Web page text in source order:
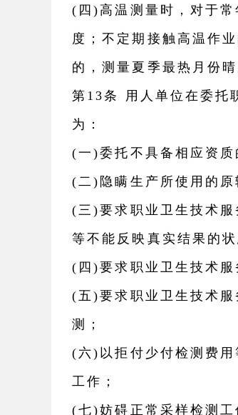
(四)高温测量时，对于
度；不定期接触高温作
的，测量夏季最热月份
第13条 用人单位在委托
为：
(一)委托不具备相应资质
(二)隐瞒生产所使用的原
(三)要求职业卫生技术服
等不能反映真实结果的
(四)要求职业卫生技术服
(五)要求职业卫生技术
测；
(六)以拒付少付检测费用
工作；
(七)妨碍正常采样检测工